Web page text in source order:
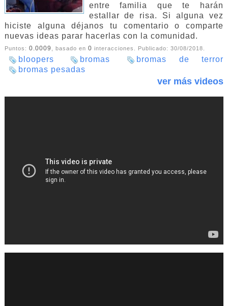
entre familia que te harán
estallar de risa. Si alguna vez
hiciste alguna déjanos tu comentario o comparte
nuevas ideas parar hacerlas con la comunidad.
Puntos: 0.0009 , basado en 0 interacciones. Publicado: 30/08/2018.
bloopers bromas
bromas de terror
bromas pesadas
ver más videos